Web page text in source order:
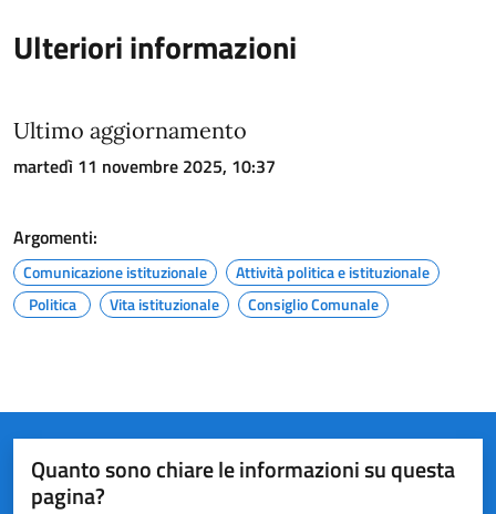
Ulteriori informazioni
Ultimo aggiornamento
martedì 11 novembre 2025, 10:37
Argomenti:
Comunicazione istituzionale
Attività politica e istituzionale
Politica
Vita istituzionale Consiglio Comunale
Quanto sono chiare le informazioni su questa
pagina?